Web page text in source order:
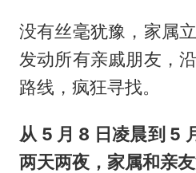
没有丝毫犹豫，家属
发动所有亲戚朋友，
路线，疯狂寻找。
从 5 月 8 日凌晨到 5
两天两夜，家属和亲友